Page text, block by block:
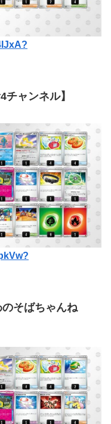
ャンネル】
そばちゃんね